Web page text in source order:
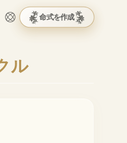
命式を作成
ル